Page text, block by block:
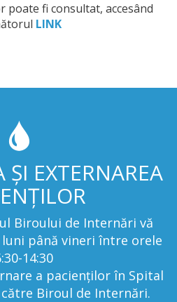
poate fi consultat, accesând
LINK
ȘI EXTERNAREA
Biroului de Internări vă
până vineri între orele
14:30
a pacienţilor în Spital
Biroul de Internări.